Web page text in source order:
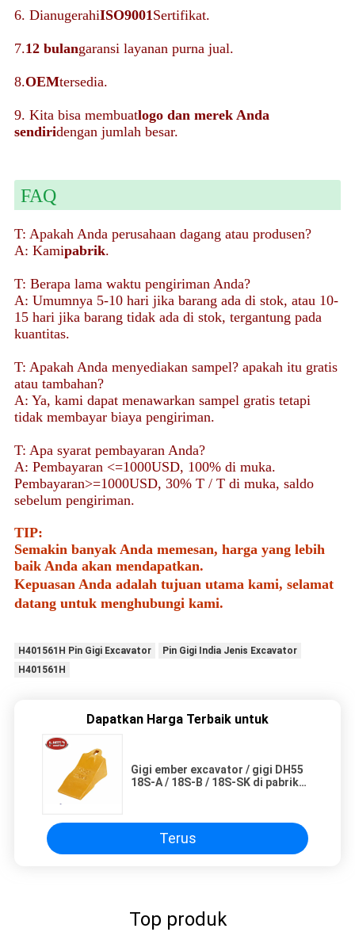
6. DianugerahiISO9001 Sertifikat.
7.12 bulangaransi layanan purna jual.
8.OEMtersedia.
9. Kita bisa membuatlogo dan merek Anda
sendiridengan jumlah besar.
FAQ
T: Apakah Anda perusahaan dagang atau produsen?
A: Kamipabrik.
T: Berapa lama waktu pengiriman Anda?
A: Umumnya 5-10 hari jika barang ada di stok, atau 10-
15 hari jika barang tidak ada di stok, tergantung pada
kuantitas.
T: Apakah Anda menyediakan sampel? apakah itu gratis
atau tambahan?
A: Ya, kami dapat menawarkan sampel gratis tetapi
tidak membayar biaya pengiriman.
T: Apa syarat pembayaran Anda?
A: Pembayaran <=1000USD, 100% di muka.
Pembayaran>=1000USD, 30% T / T di muka, saldo
sebelum pengiriman.
TIP:
Semakin banyak Anda memesan, harga yang lebih
baik Anda akan mendapatkan.
Kepuasan Anda adalah tujuan utama kami, selamat
datang untuk menghubungi kami.
H401561H Pin Gigi Excavator
Pin Gigi India Jenis Excavator
H401561H
Dapatkan Harga Terbaik untuk
Gigi ember excavator / gigi DH55
18S-A / 18S-B / 18S-SK di pabrik
Terus
Top produk